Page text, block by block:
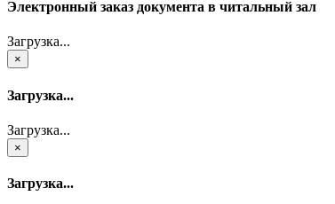
Электронный заказ документа в читальный зал
Загрузка...
×
Загрузка...
Загрузка...
×
Загрузка...